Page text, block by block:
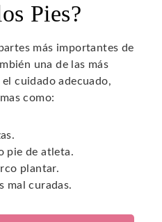
Pies?
más importantes de
una de las más
cuidado adecuado,
como:
pie de atleta.
plantar.
mal curadas.